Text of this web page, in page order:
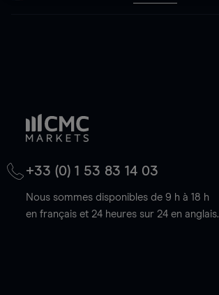
+33 (0) 1 53 83 14 03
Nous sommes disponibles de 9 h à 18 h
en français et 24 heures sur 24 en anglais.